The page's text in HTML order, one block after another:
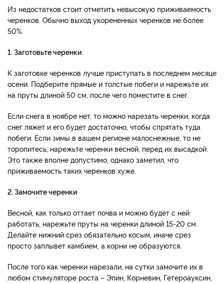
Из недостатков стоит отметить невысокую приживаемость
черенков. Обычно выход укорененных черенков не более
50%.
1. Заготовьте черенки
К заготовке черенков лучше приступать в последнем месяце
осени. Подберите прямые и толстые побеги и нарежьте их
на пруты длиной 50 см, после чего поместите в снег.
Если снега в ноябре нет, то можно нарезать черенки, когда
снег ляжет и его будет достаточно, чтобы спрятать туда
побеги. Если зимы в вашем регионе малоснежные, то не
торопитесь, нарежьте черенки весной, перед их высадкой.
Это также вполне допустимо, однако заметил, что
приживаемость таких черенков хуже.
2. Замочите черенки
Весной, как только оттает почва и можно будет с ней
работать, нарежьте пруты на черенки длиной 15-20 см.
Делайте нижний срез обязательно косым, иначе срез
просто заплывет камбием, а корни не образуются.
После того как черенки нарезали, на сутки замочите их в
любом стимуляторе роста – Эпин, Корневин, Гетероауксин,